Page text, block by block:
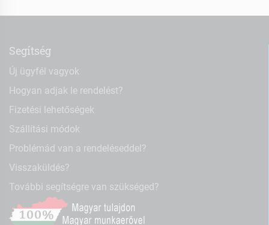
Segítség
Új ügyfél vagyok
Hogyan adjak le rendelést?
Fizetési lehetőségek
Szállítási módok
Problémád van a rendeléseddel?
Visszaküldés?
További segítségre van szükséged?